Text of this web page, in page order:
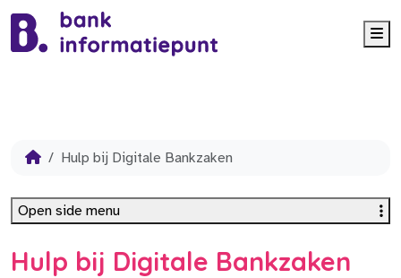
Hulp bij Digitale Bankzaken
Hulp bij Digitale Bankzaken
Open side menu